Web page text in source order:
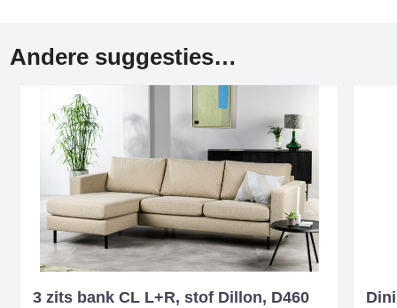
Andere suggesties…
3 zits bank CL L+R, stof Dillon, D460